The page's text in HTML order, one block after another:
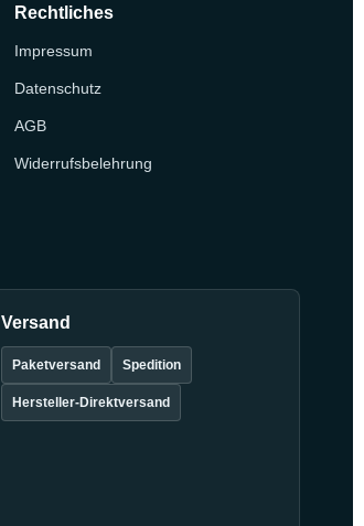
Rechtliches
Impressum
Datenschutz
AGB
Widerrufsbelehrung
Versand
Paketversand Spedition
Hersteller-Direktversand